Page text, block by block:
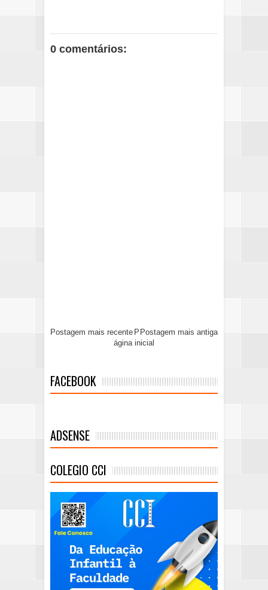
0 comentários:
Postagem mais recente Postagem mais antiga
P
ágina inicial
FACEBOOK
ADSENSE
COLEGIO CCI